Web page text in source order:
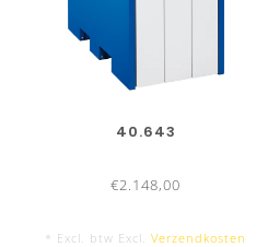
40.643
€2.148,00
* Excl. btw Excl. Verzendkosten